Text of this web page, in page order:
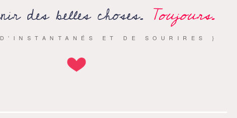
des belles choses. Toujours.
ET DE SOURIRES }